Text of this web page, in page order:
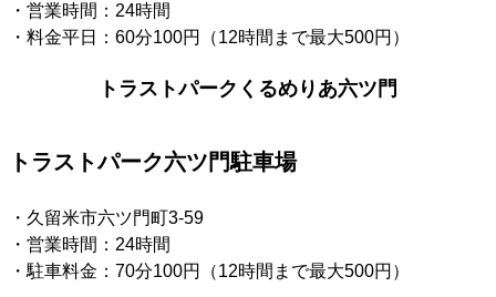
・営業時間： 24時間
・料金平日：60分100円（12時間まで最大500円）
トラストパークくるめりあ六ツ門
トラストパーク六ツ門駐車場
・久留米市六ツ門町3-59
・営業時間：24時間
・駐車料金：70分100円（12時間まで最大500円）